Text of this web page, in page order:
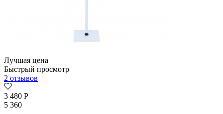
Лучшая цена
Быстрый просмотр
2 отзывов
3 480 Р
5 360